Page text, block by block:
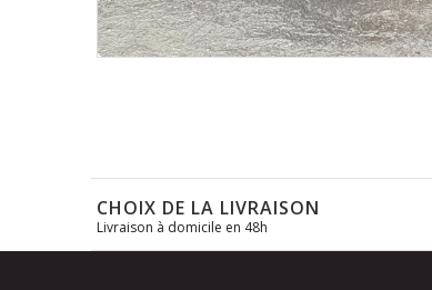
images
CHOIX DE LA LIVRAISON
Livraison à domicile en 48h